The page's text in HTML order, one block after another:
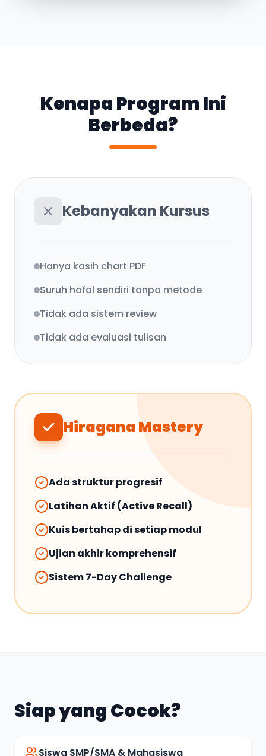
Kenapa Program Ini
Berbeda?
Kebanyakan Kursus
Hanya kasih chart PDF
Suruh hafal sendiri tanpa metode
Tidak ada sistem review
Tidak ada evaluasi tulisan
Hiragana Mastery
Ada struktur progresif
Latihan Aktif (Active Recall)
Kuis bertahap di setiap modul
Ujian akhir komprehensif
Sistem 7-Day Challenge
Siap yang Cocok?
Siswa SMP/SMA & Mahasiswa